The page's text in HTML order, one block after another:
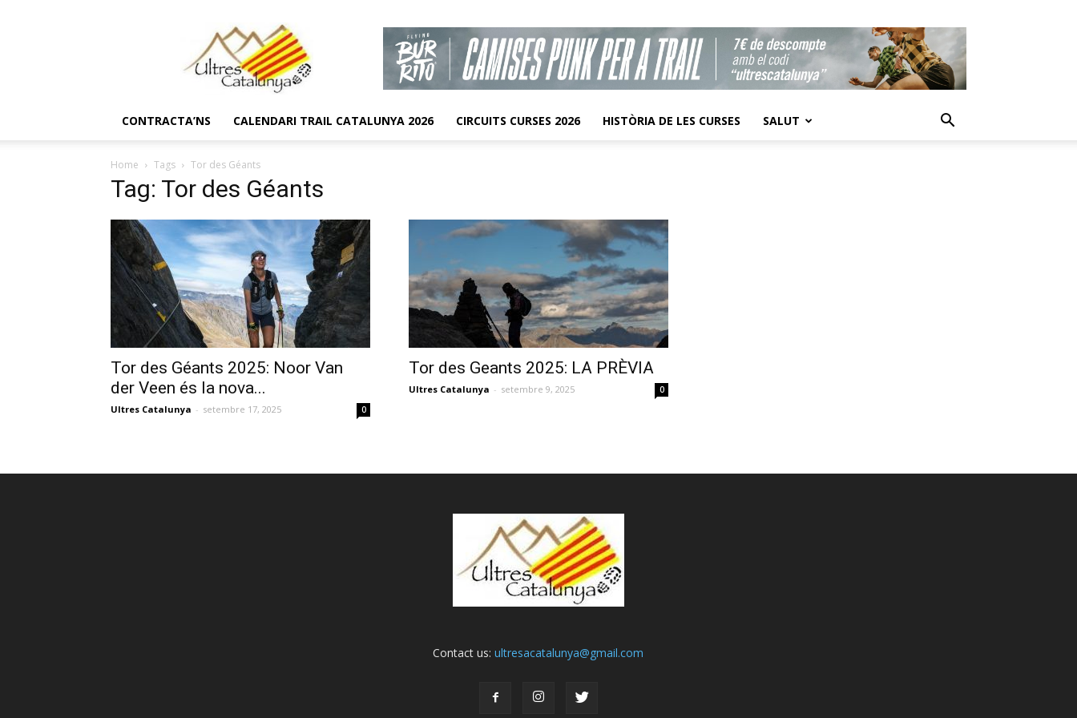
CONTRACTA’NS CALENDARI TRAIL CATALUNYA 2026 CIRCUITS CURSES 2026 HISTÒRIA DE LES CURSES SALUT
Home Tags Tor des Géants
Tag: Tor des Géants
Tor des Géants 2025: Noor Van
der Veen és la nova...
Ultres Catalunya - setembre 17, 2025 0
Tor des Geants 2025: LA PRÈVIA
Ultres Catalunya - setembre 9, 2025 0
Contact us:ultresacatalunya@gmail.com